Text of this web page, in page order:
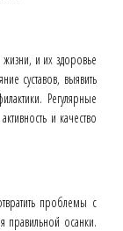
и их здоровье
суставов, выявить
Регулярные
и качество
проблемы с
правильной осанки.